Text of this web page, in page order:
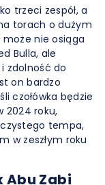
trzeci zespół, a
torach o dużym
może nie osiąga
Bulla, ale
zdolność do
on bardzo
czołówka będzie
2024 roku,
tempa,
w zeszłym roku
Abu Zabi